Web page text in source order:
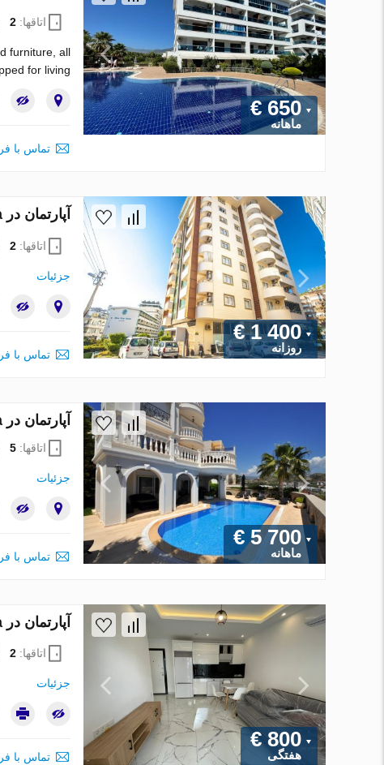
€ 650
ماهانه
اتاقها:2
furniture, all
for living.
تماس با
€ 1 400
روزانه
آپارتمان در Alanya ، ترکیه 1 خوابه ، 60 متر مربع. شماره 39909
اتاقها:2
جزئیات
تماس با
€ 5 700
ماهانه
آپارتمان در Alanya ، ترکیه 4 خوابه شماره 59028
اتاقها:5
جزئیات
تماس با
€ 800
هفتگی
آپارتمان در Alanya ، ترکیه 1 خوابه ، 60 متر مربع. شماره 91467
اتاقها:2
جزئیات
تماس با